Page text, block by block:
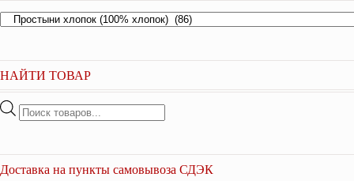
НАЙТИ ТОВАР
Поиск
Доставка на пункты самовывоза СДЭК